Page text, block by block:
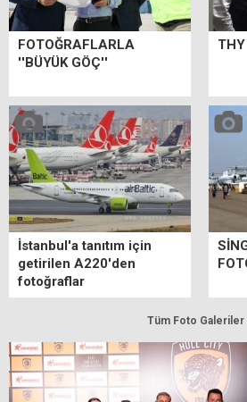
FOTOĞRAFLARLA
''BÜYÜK GÖÇ''
İstanbul'a tanıtım için
getirilen A220'den
fotoğraflar
Tüm Foto Galeriler